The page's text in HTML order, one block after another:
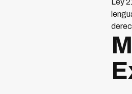
Ley